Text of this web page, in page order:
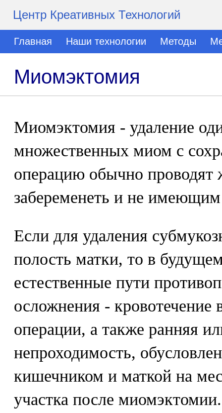
Центр Креативных Технологий
Главная Наши технологии Методы
Миомэктомия
Миомэктомия - удаление
множественных миом с
операцию обычно
забеременеть и не
Если для удаления
полость матки, то в
естественные пути
осложнения - кровотечение
операции, а также ранняя
непроходимость,
кишечником и маткой на
участка после